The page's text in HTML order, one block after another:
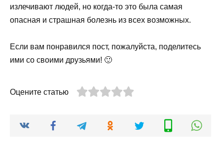
излечивают людей, но когда-то это была самая
опасная и страшная болезнь из всех возможных.
Если вам понравился пост, пожалуйста, поделитесь
ими со своими друзьями! 🙂
Оцените статью